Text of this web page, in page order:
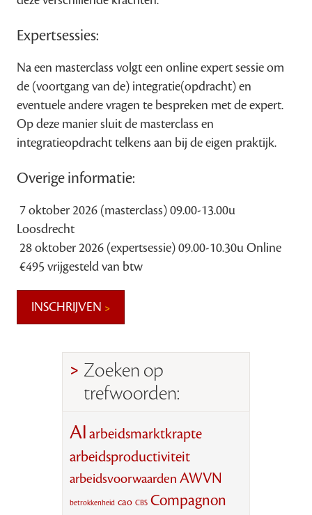
Expertsessies:
Na een masterclass volgt een online expert sessie om
de (voortgang van de) integratie(opdracht) en
eventuele andere vragen te bespreken met de expert.
Op deze manier sluit de masterclass en
integratieopdracht telkens aan bij de eigen praktijk.
Overige informatie:
️ 7 oktober 2026 (masterclass) 09.00-13.00u
Loosdrecht
️ 28 oktober 2026 (expertsessie) 09.00-10.30u Online
️ €495 vrijgesteld van btw
INSCHRIJVEN
Zoeken op
trefwoorden:
AIarbeidsmarktkrapte
arbeidsproductiviteit
arbeidsvoorwaarden AWVN
betrokkenheid cao CBS Compagnon